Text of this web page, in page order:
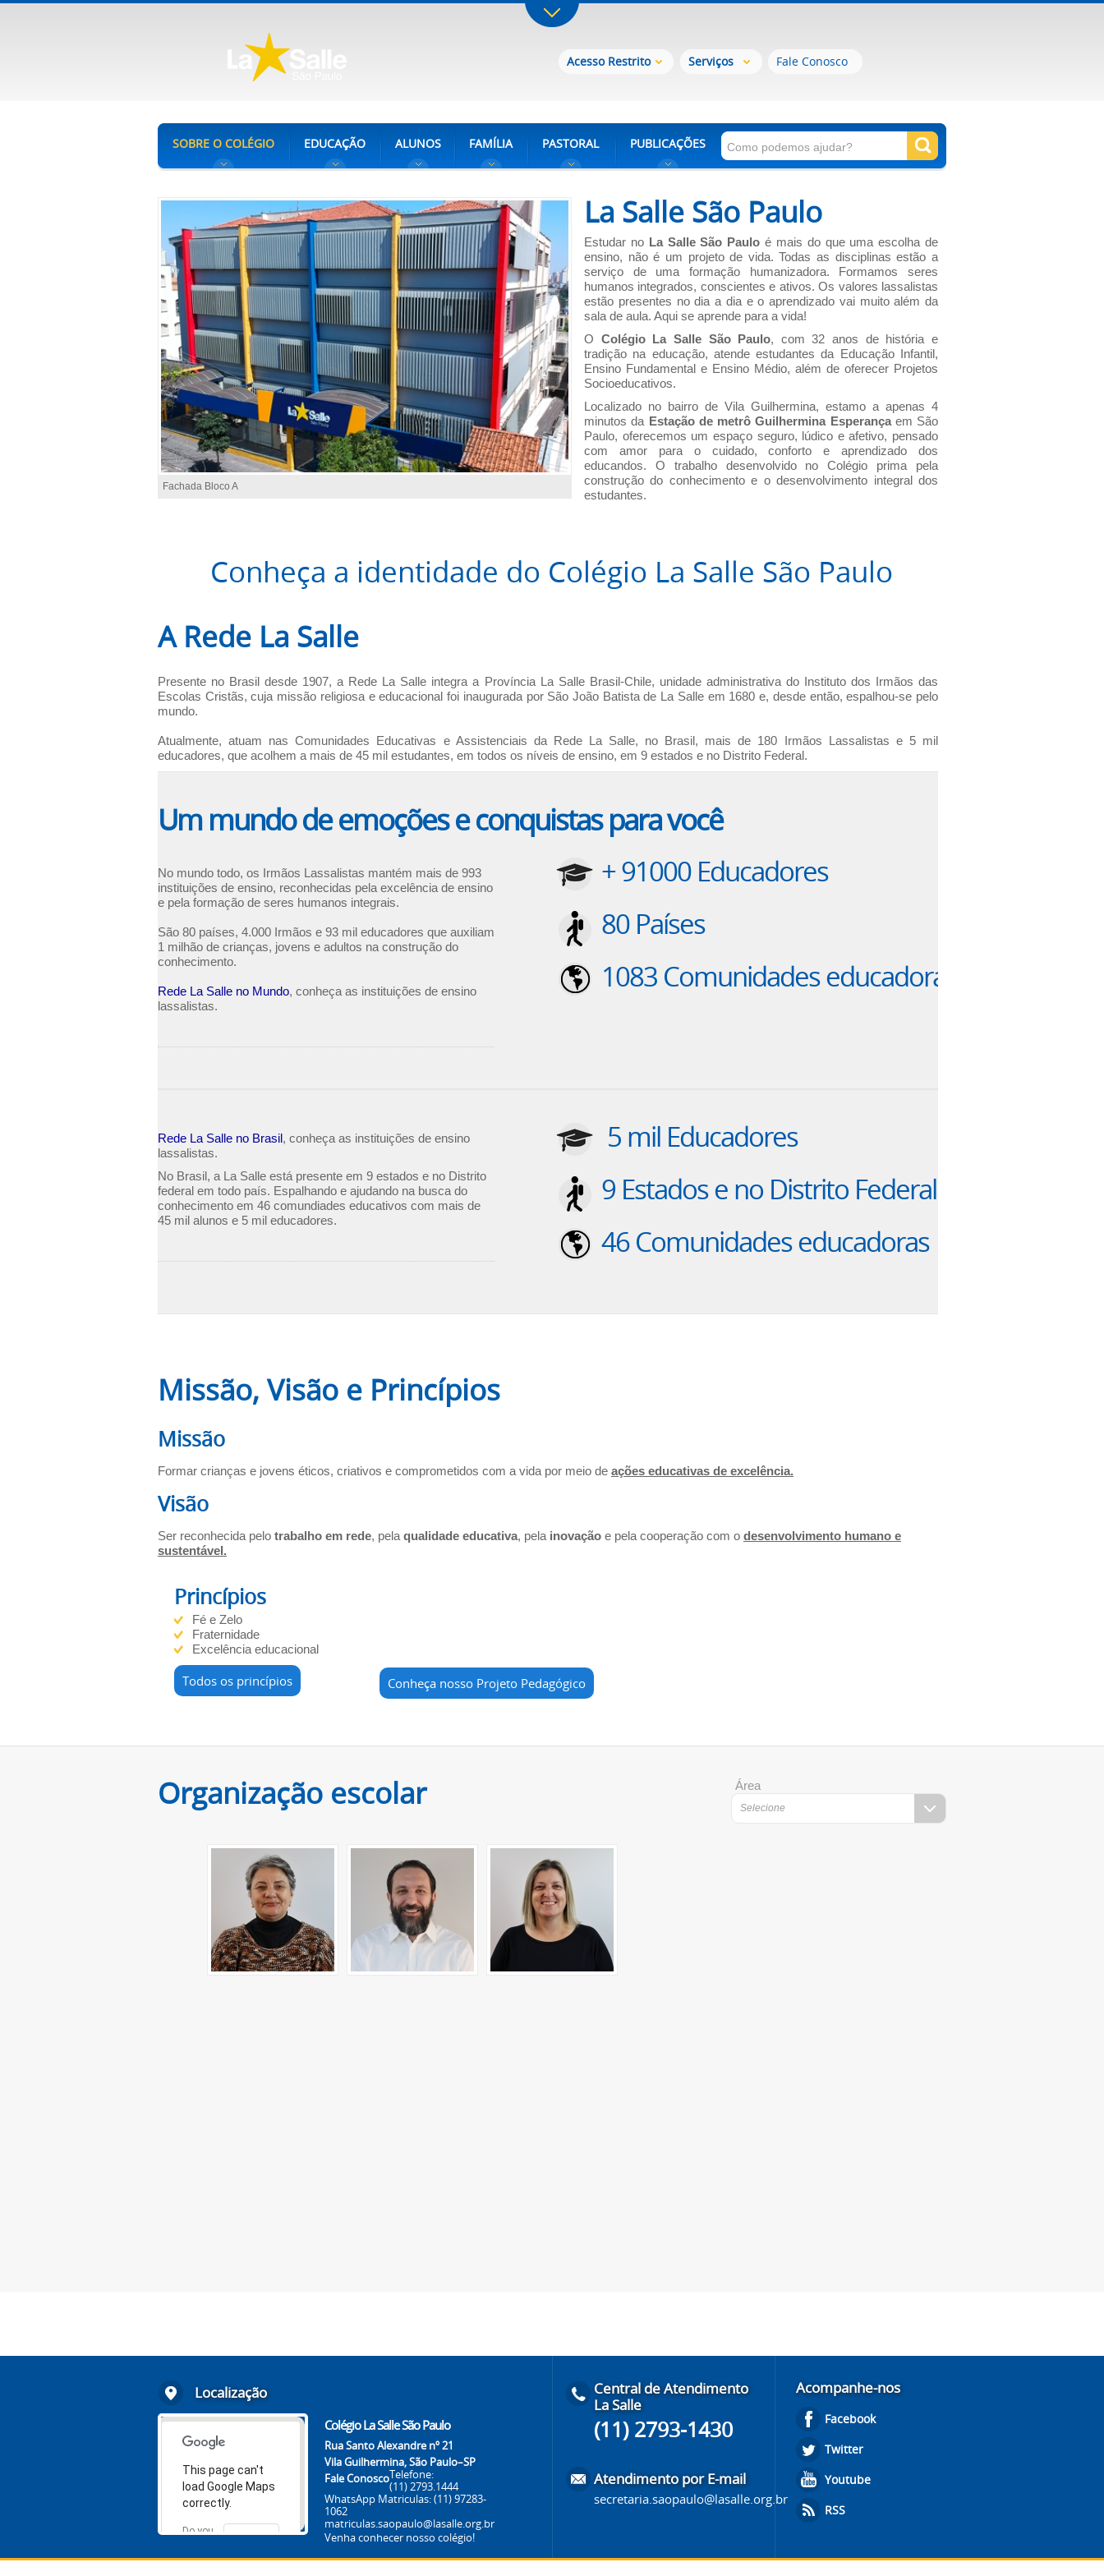
Acesso Restrito Serviços Fale Conosco
SOBRE O COLÉGIO EDUCAÇÃO ALUNOS FAMÍLIA PASTORAL PUBLICAÇÕES
Fachada Bloco A
La Salle São Paulo
Estudar no La Salle São Paulo é mais do que uma escolha de
ensino, não é um projeto de vida. Todas as disciplinas estão a
serviço de uma formação humanizadora. Formamos seres
humanos integrados, conscientes e ativos. Os valores lassalistas
estão presentes no dia a dia e o aprendizado vai muito além da
sala de aula. Aqui se aprende para a vida!
O Colégio La Salle São Paulo, com 32 anos de história e
tradição na educação, atende estudantes da Educação Infantil,
Ensino Fundamental e Ensino Médio, além de oferecer Projetos
Socioeducativos.
Localizado no bairro de Vila Guilhermina, estamo a apenas 4
minutos da Estação de metrô Guilhermina Esperançaem São
Paulo, oferecemos um espaço seguro, lúdico e afetivo, pensado
com amor para o cuidado, conforto e aprendizado dos
educandos. O trabalho desenvolvido no Colégio prima pela
construção do conhecimento e o desenvolvimento integral dos
estudantes.
Conheça a identidade do Colégio La Salle São Paulo
A Rede La Salle
Presente no Brasil desde 1907, a Rede La Salle integra a Província La Salle Brasil-Chile, unidade administrativa do Instituto dos Irmãos das
Escolas Cristãs, cuja missão religiosa e educacional foi inaugurada por São João Batista de La Salle em 1680 e, desde então, espalhou-se pelo
mundo.
Atualmente, atuam nas Comunidades Educativas e Assistenciais da Rede La Salle, no Brasil, mais de 180 Irmãos Lassalistas e 5 mil
educadores, que acolhem a mais de 45 mil estudantes, em todos os níveis de ensino, em 9 estados e no Distrito Federal.
Um mundo de emoções e conquistas para você
No mundo todo, os Irmãos Lassalistas mantém mais de 993
instituições de ensino, reconhecidas pela excelência de ensino
e pela formação de seres humanos integrais.
São 80 países, 4.000 Irmãos e 93 mil educadores que auxiliam
1 milhão de crianças, jovens e adultos na construção do
conhecimento.
Rede La Salle no Mundo, conheça as instituições de ensino
lassalistas.
+ 91000 Educadores
80 Países
1083 Comunidades educadoras
Rede La Salle no Brasil, conheça as instituições de ensino
lassalistas.
No Brasil, a La Salle está presente em 9 estados e no Distrito
federal em todo país. Espalhando e ajudando na busca do
conhecimento em 46 comundiades educativos com mais de
45 mil alunos e 5 mil educadores.
5 mil Educadores
9 Estados e no Distrito Federal
46 Comunidades educadoras
Missão, Visão e Princípios
Missão
Formar crianças e jovens éticos, criativos e comprometidos com a vida por meio de ações educativas de excelência.
Visão
Ser reconhecida pelo trabalho em rede, pela qualidade educativa, pela inovação e pela cooperação com o desenvolvimento humano e
sustentável.
Princípios
Fé e Zelo
Fraternidade
Excelência educacional
Todos os princípios Conheça nosso Projeto Pedagógico
Organização escolar Área
Selecione
Localização
This page can't
load Google Maps
correctly.
Do you
website?
OK
Colégio La Salle São Paulo
Rua Santo Alexandre nº 21
Vila Guilhermina, São Paulo–SP
Fale ConoscoTelefone:
(11) 2793.1444
WhatsApp Matriculas:(11) 97283-
1062
matriculas.saopaulo@lasalle.org.br
Venha conhecer nosso colégio!
Central de Atendimento
La Salle
(11) 2793-1430
Atendimento por E-mail
secretaria.saopaulo@lasalle.org.br
Acompanhe-nos
Facebook
Twitter
Youtube
RSS